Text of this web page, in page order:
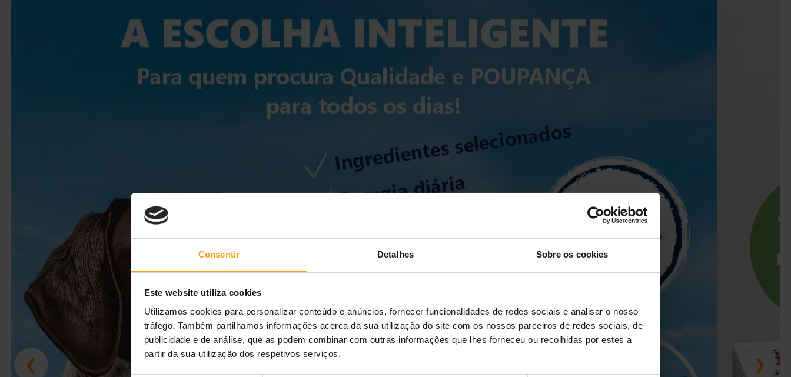
Consentir Detalhes Sobre os cookies
Este website utiliza cookies
Utilizamos cookies para personalizar conteúdo e anúncios, fornecer funcionalidades de redes sociais e analisar o nosso
tráfego. Também partilhamos informações acerca da sua utilização do site com os nossos parceiros de redes sociais, de
publicidade e de análise, que as podem combinar com outras informações que lhes forneceu ou recolhidas por estes a
partir da sua utilização dos respetivos serviços.
❮ ❯